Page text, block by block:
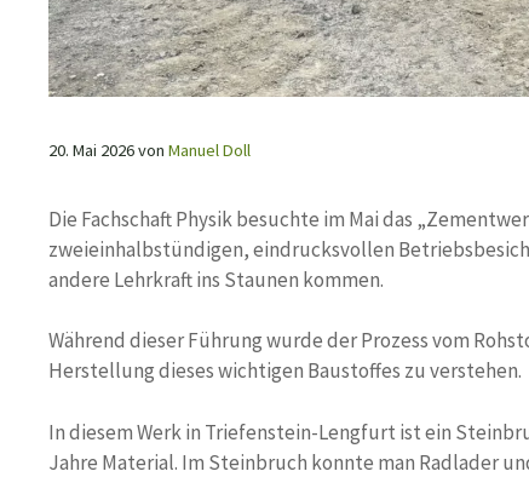
20. Mai 2026von Manuel Doll
Die Fachschaft Physik besuchte im Mai das
zweieinhalbstündigen, eindrucksvollen
andere Lehrkraft ins Staunen kommen.
Während dieser Führung wurde der Prozess vom
Herstellung dieses wichtigen Baustoffes zu verstehen.
In diesem Werk in Triefenstein-Lengfurt ist ein
Jahre Material. Im Steinbruch konnte man Radlader